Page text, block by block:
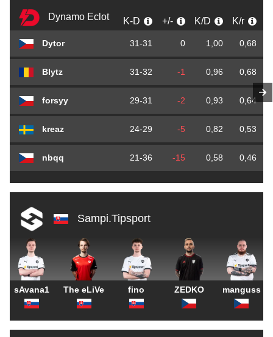
Dynamo Eclot K-D +/- K/D K/r
Dytor 31-31 0 1,00 0,68
Blytz 31-32 -1 0,96 0,68
forsyy 29-31 -2 0,93 0,64
kreaz 24-29 -5 0,82 0,53
nbqq 21-36 -15 0,58 0,46
Sampi.Tipsport
sAvana1 The eLiVe fino ZEDKO manguss